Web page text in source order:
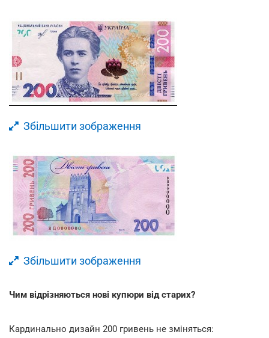
Збільшити зображення
Збільшити зображення
Чим відрізняються нові купюри від старих?
Кардинально дизайн 200 гривень не зміняться: